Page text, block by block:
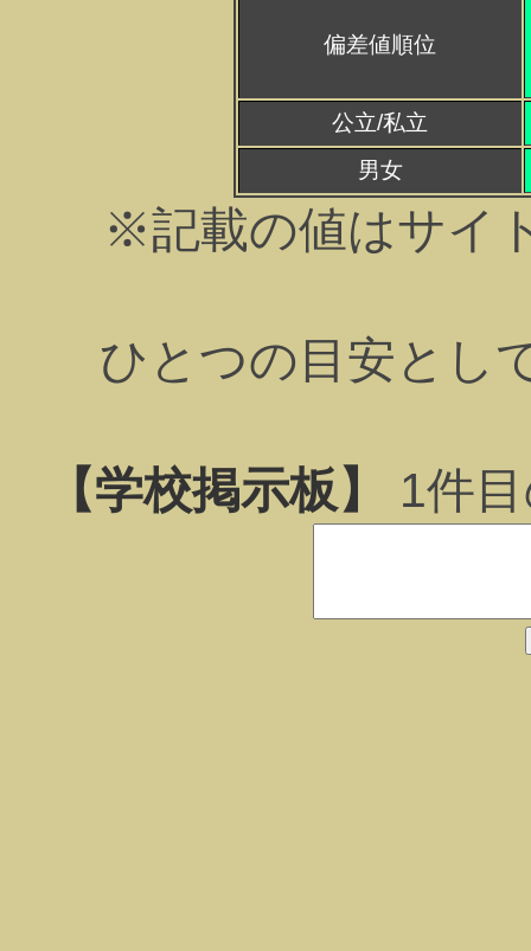
偏差値順位
公立/私立
男女
※記載の値はサイ
ひとつの目安とし
【学校掲示板】 1件